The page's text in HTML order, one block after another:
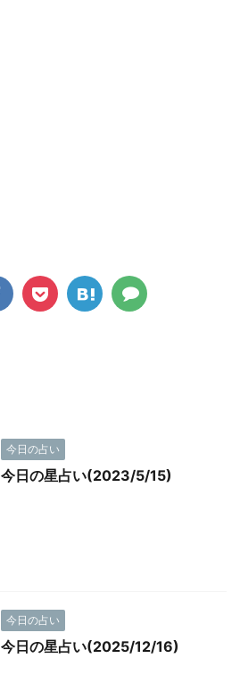
今日の占い
今日の星占い(2023/5/15)
今日の占い
今日の星占い(2025/12/16)